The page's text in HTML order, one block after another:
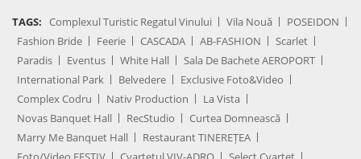
TAGS: Complexul Turistic Regatul Vinului Vila Nouă
POSEIDON
Fashion Bride
Feerie CASCADA AB-FASHION
Scarlet
Paradis
Eventus White Hall
Sala De Bachete AEROPORT
International Park
Belvedere
Exclusive Foto&Video
Complex Codru
Nativ Production
La Vista
Novas Banquet Hall
RecStudio
Curtea Domnească
Marry Me Banquet Hall
Restaurant TINEREȚEA